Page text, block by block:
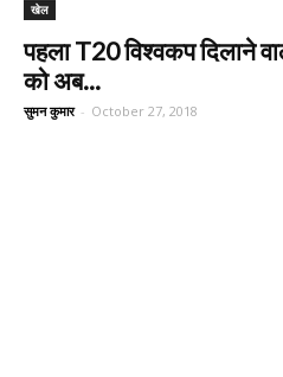
खेल
पहला T20 विश्वकप दिलाने
को अब...
सुमन कुमार - October 27, 2018